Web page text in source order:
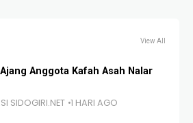
View All
Ajang Anggota Kafah Asah Nalar
SIDOGIRI.NET 1 HARI AGO